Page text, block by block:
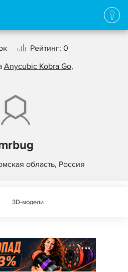
Рейтинг: 0
Anycubic Kobra Go,
область, Россия
3D-модели